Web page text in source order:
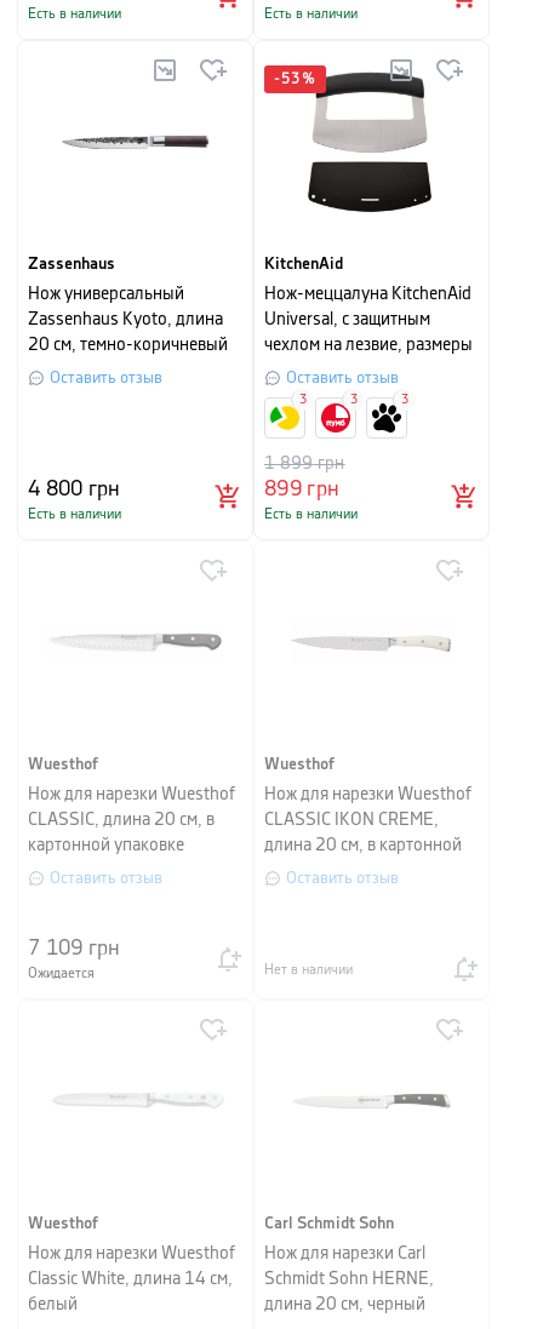
Есть в наличии Есть в наличии
Zassenhaus
Нож универсальный
Zassenhaus Kyoto, длина
20 см, темно-коричневый
Оставить отзыв
4 800 грн
Есть в наличии
-53 %
KitchenAid
Нож-меццалуна KitchenAid
Universal, с защитным
чехлом на лезвие, размеры
15,2x2,4x11,6 см.
Оставить отзыв
899грн
1 899грн
Есть в наличии
3 3 3
Wuesthof
Нож для нарезки Wuesthof
CLASSIC, длина 20 см, в
картонной упаковке
Оставить отзыв
7 109 грн
Ожидается
Wuesthof
Нож для нарезки Wuesthof
CLASSIC IKON CREME,
длина 20 см, в картонной
упаковке
Оставить отзыв
Нет в наличии
Wuesthof
Нож для нарезки Wuesthof
Classic White, длина 14 см,
белый
Carl Schmidt Sohn
Нож для нарезки Carl
Schmidt Sohn HERNE,
длина 20 см, черный